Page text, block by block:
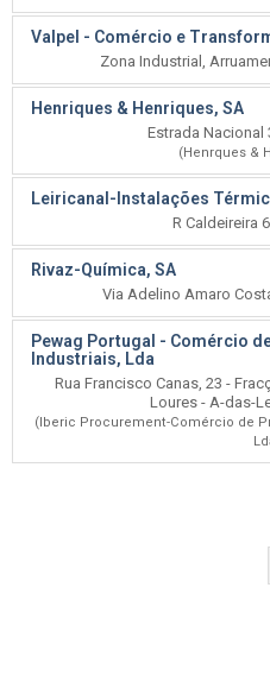
Valpel - Comércio e
Zona Industrial,
Henriques & Henriques, SA
Estrada Nacional
(Henrques &
Leiricanal-Instalações
R Caldeireira
Rivaz-Química, SA
Via Adelino Amaro
Pewag Portugal - Comércio
Industriais, Lda
Rua Francisco Canas, 23 -
Loures - A-das-
(Iberic Procurement-Comércio de